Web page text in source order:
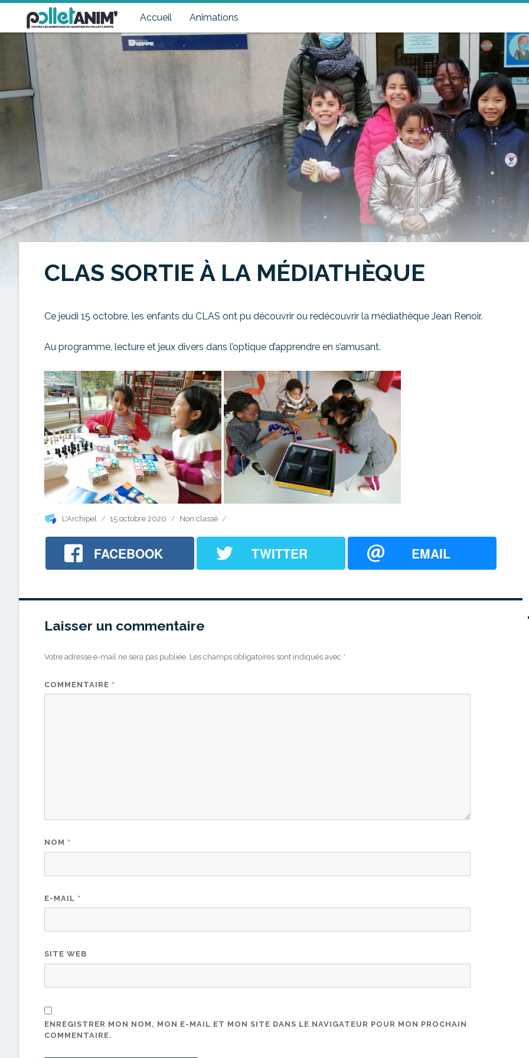
Accueil Animations
Pollet Anim'
Toutes les animations du quartier du Pollet à Dieppe
CLAS SORTIE À LA MÉDIATHÈQUE
Ce jeudi 15 octobre, les enfants du CLAS ont pu découvrir ou redécouvrir la médiathèque Jean Renoir.
Au programme, lecture et jeux divers dans l’optique d’apprendre en s’amusant.
Auteur
L'Archipel
Publié
15 octobre 2020 Catégories
Non classé
FACEBOOK TWITTER EMAIL
Laisser un commentaire
Votre adresse e-mail ne sera pas publiée. Les champs obligatoires sont indiqués avec *
COMMENTAIRE *
NOM *
E-MAIL *
SITE WEB
ENREGISTRER MON NOM, MON E-MAIL ET MON SITE DANS LE NAVIGATEUR POUR MON PROCHAIN
COMMENTAIRE.